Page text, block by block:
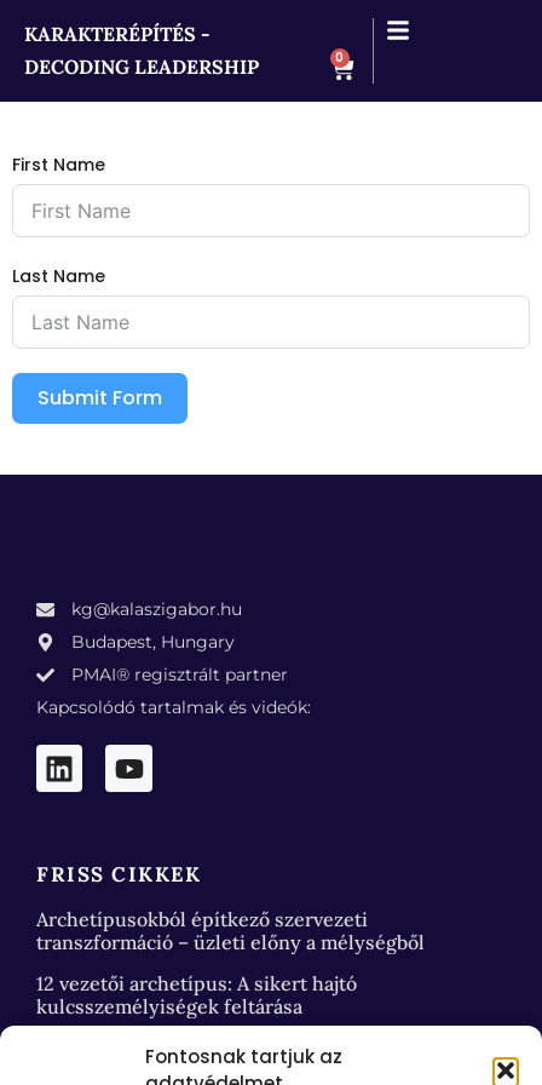
Fontosnak tartjuk az
KARAKTERÉPÍTÉS -
DECODING LEADERSHIP
0
First Name
Last Name
Submit Form
kg@kalaszigabor.hu
Budapest, Hungary
PMAI® regisztrált partner
Kapcsolódó tartalmak és videók:
FRISS CIKKEK
Archetípusokból építkező szervezeti
transzformáció – üzleti előny a mélységből
12 vezetői archetípus: A sikert hajtó
kulcsszemélyiségek feltárása